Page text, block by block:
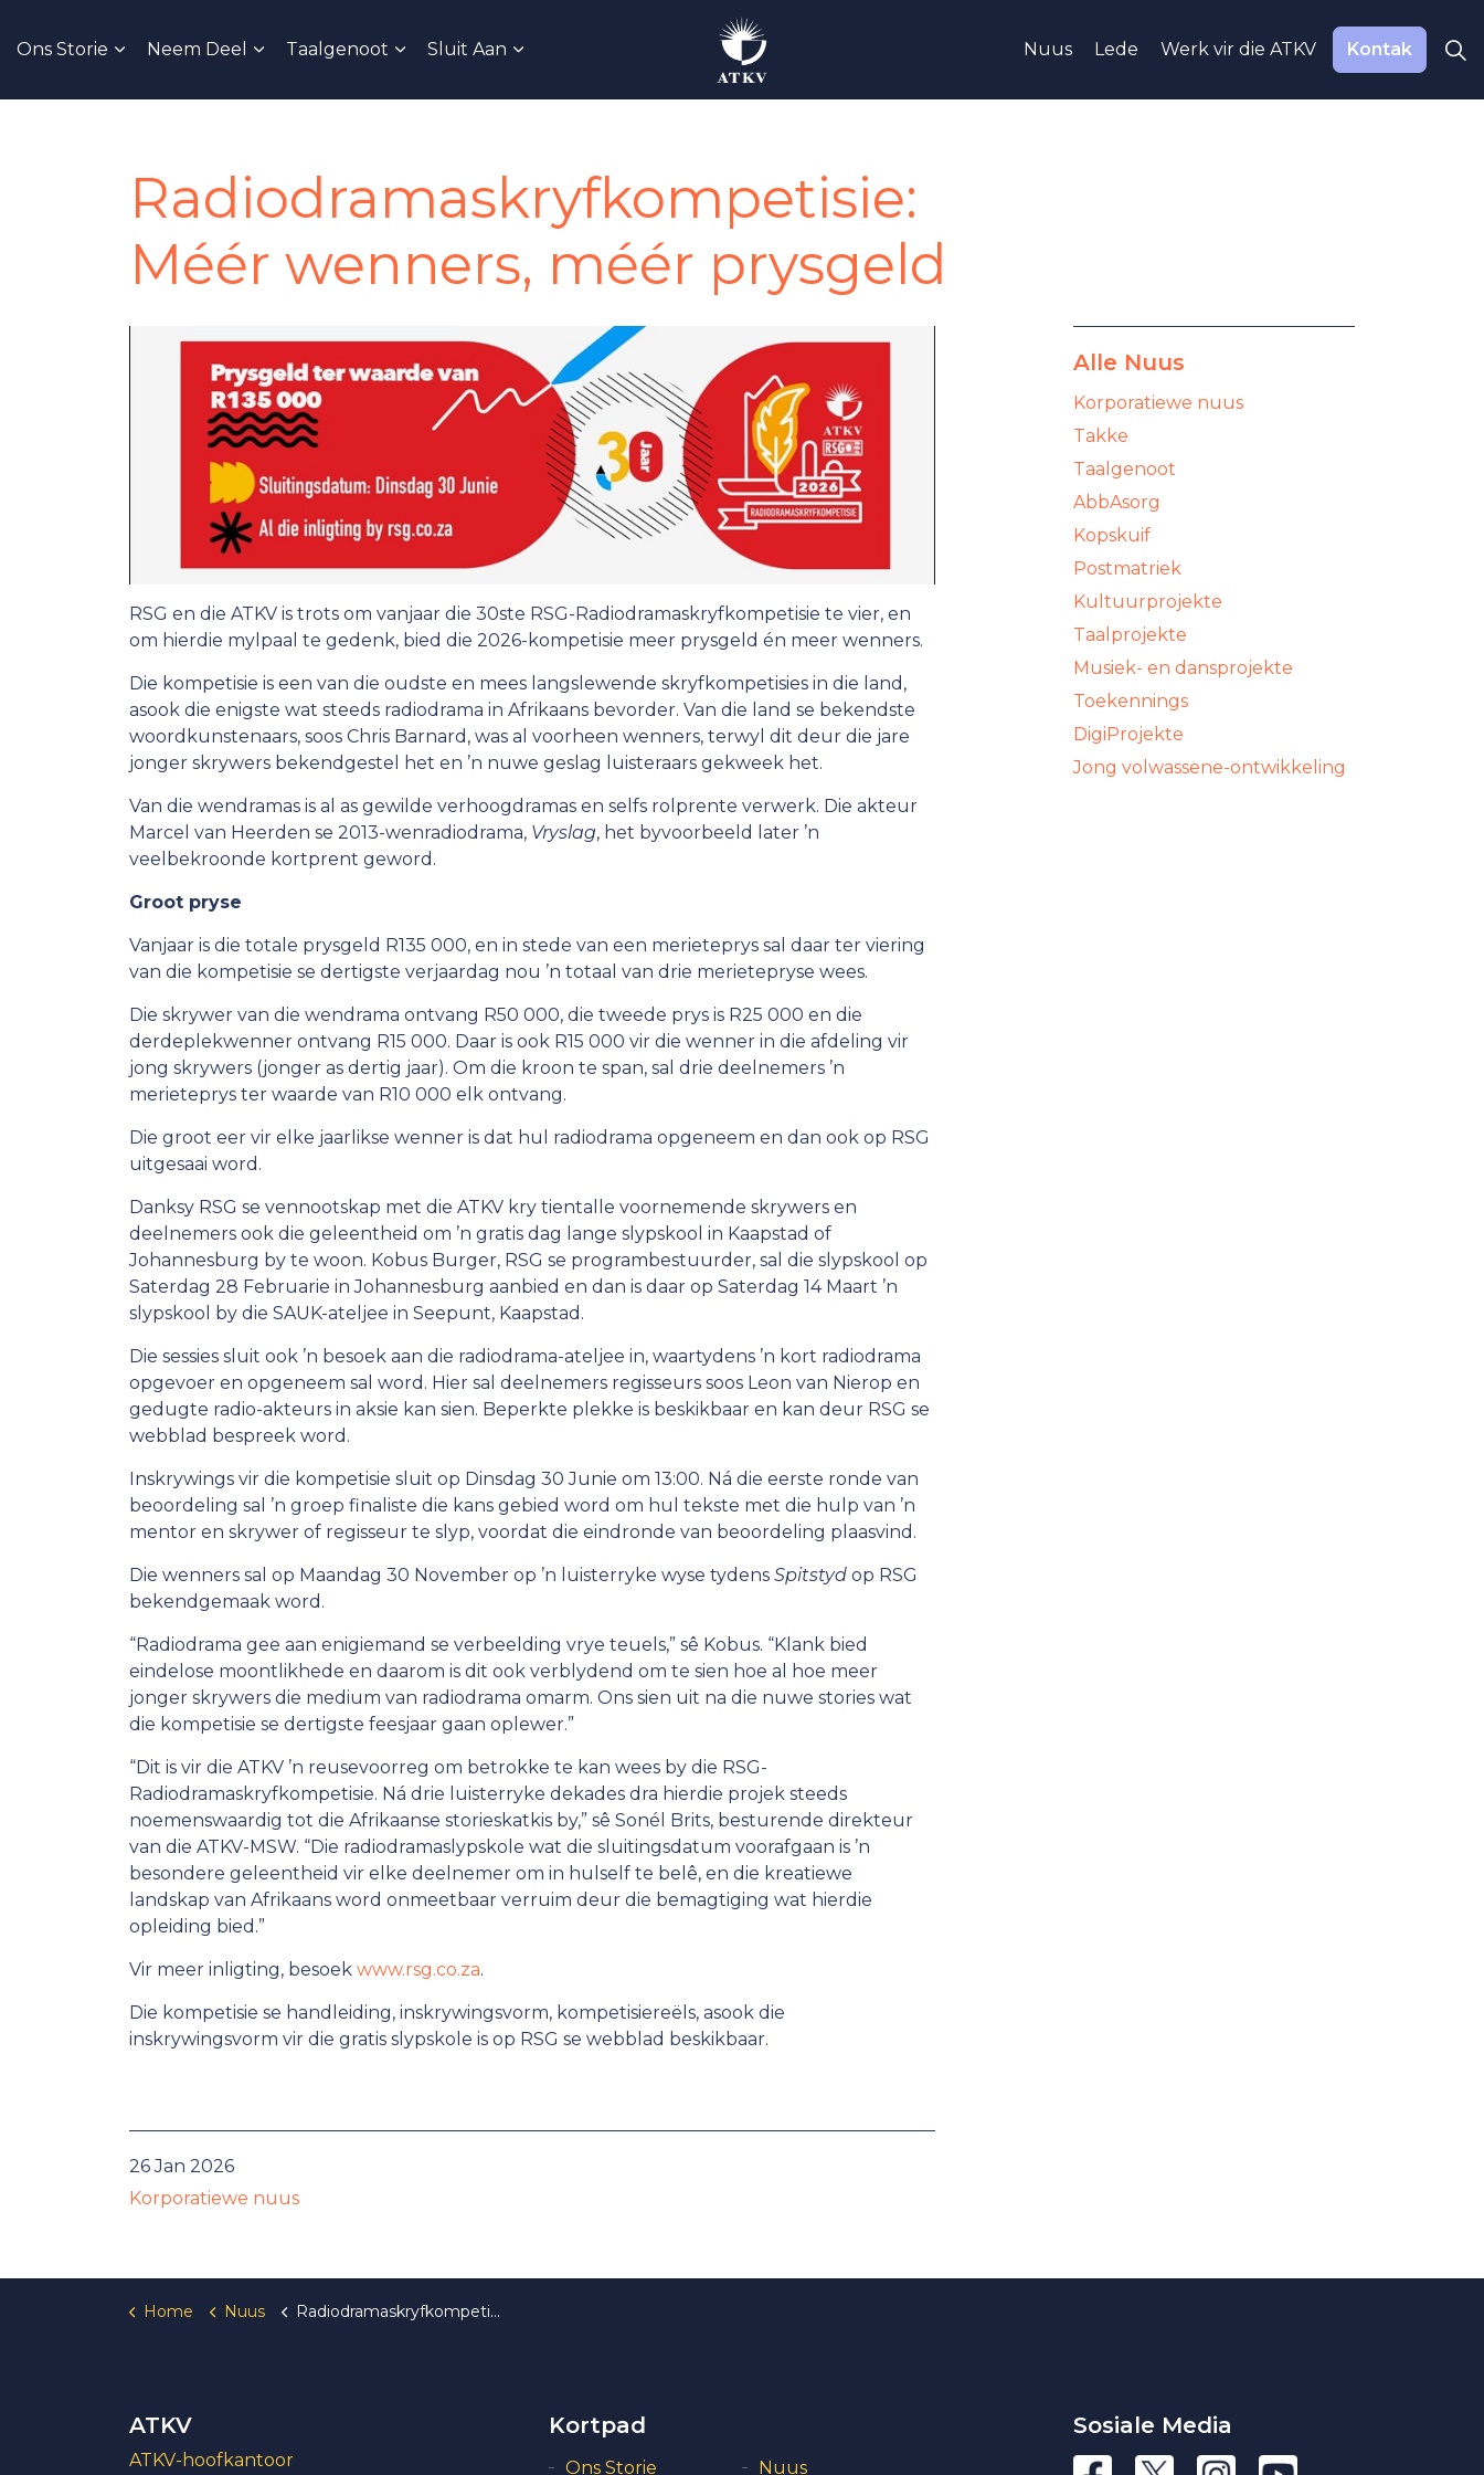
Skip to main content
Ons Storie
Neem Deel Taalgenoot Sluit Aan Nuus Lede Werk vir die ATKV Kontak
Radiodramaskryfkompetisie:
Méér wenners, méér prysgeld
RSG en die ATKV is trots om vanjaar die 30ste RSG-Radiodramaskryfkompetisie te vier, en
om hierdie mylpaal te gedenk, bied die 2026-kompetisie meer prysgeld én meer wenners.
Die kompetisie is een van die oudste en mees langslewende skryfkompetisies in die land,
asook die enigste wat steeds radiodrama in Afrikaans bevorder. Van die land se bekendste
woordkunstenaars, soos Chris Barnard, was al voorheen wenners, terwyl dit deur die jare
jonger skrywers bekendgestel het en ’n nuwe geslag luisteraars gekweek het.
Van die wendramas is al as gewilde verhoogdramas en selfs rolprente verwerk. Die akteur
Marcel van Heerden se 2013-wenradiodrama, Vryslag, het byvoorbeeld later ’n
veelbekroonde kortprent geword.
Groot pryse
Vanjaar is die totale prysgeld R135 000, en in stede van een merieteprys sal daar ter viering
van die kompetisie se dertigste verjaardag nou ’n totaal van drie merietepryse wees.
Die skrywer van die wendrama ontvang R50 000, die tweede prys is R25 000 en die
derdeplekwenner ontvang R15 000. Daar is ook R15 000 vir die wenner in die afdeling vir
jong skrywers (jonger as dertig jaar). Om die kroon te span, sal drie deelnemers ’n
merieteprys ter waarde van R10 000 elk ontvang.
Die groot eer vir elke jaarlikse wenner is dat hul radiodrama opgeneem en dan ook op RSG
uitgesaai word.
Danksy RSG se vennootskap met die ATKV kry tientalle voornemende skrywers en
deelnemers ook die geleentheid om ’n gratis dag lange slypskool in Kaapstad of
Johannesburg by te woon. Kobus Burger, RSG se programbestuurder, sal die slypskool op
Saterdag 28 Februarie in Johannesburg aanbied en dan is daar op Saterdag 14 Maart ’n
slypskool by die SAUK-ateljee in Seepunt, Kaapstad.
Die sessies sluit ook ’n besoek aan die radiodrama-ateljee in, waartydens ’n kort radiodrama
opgevoer en opgeneem sal word. Hier sal deelnemers regisseurs soos Leon van Nierop en
gedugte radio-akteurs in aksie kan sien. Beperkte plekke is beskikbaar en kan deur RSG se
webblad bespreek word.
Inskrywings vir die kompetisie sluit op Dinsdag 30 Junie om 13:00. Ná die eerste ronde van
beoordeling sal ’n groep finaliste die kans gebied word om hul tekste met die hulp van ’n
mentor en skrywer of regisseur te slyp, voordat die eindronde van beoordeling plaasvind.
Die wenners sal op Maandag 30 November op ’n luisterryke wyse tydens Spitstyd op RSG
bekendgemaak word.
“Radiodrama gee aan enigiemand se verbeelding vrye teuels,” sê Kobus. “Klank bied
eindelose moontlikhede en daarom is dit ook verblydend om te sien hoe al hoe meer
jonger skrywers die medium van radiodrama omarm. Ons sien uit na die nuwe stories wat
die kompetisie se dertigste feesjaar gaan oplewer.”
“Dit is vir die ATKV ’n reusevoorreg om betrokke te kan wees by die RSG-
Radiodramaskryfkompetisie. Ná drie luisterryke dekades dra hierdie projek steeds
noemenswaardig tot die Afrikaanse storieskatkis by,” sê Sonél Brits, besturende direkteur
van die ATKV-MSW. “Die radiodramaslypskole wat die sluitingsdatum voorafgaan is ’n
besondere geleentheid vir elke deelnemer om in hulself te belê, en die kreatiewe
landskap van Afrikaans word onmeetbaar verruim deur die bemagtiging wat hierdie
opleiding bied.”
Vir meer inligting, besoek www.rsg.co.za.
Die kompetisie se handleiding, inskrywingsvorm, kompetisiereëls, asook die
inskrywingsvorm vir die gratis slypskole is op RSG se webblad beskikbaar.
26 Jan 2026
Korporatiewe nuus
Alle Nuus
Korporatiewe nuus
Takke
Taalgenoot
AbbAsorg
Kopskuif
Postmatriek
Kultuurprojekte
Taalprojekte
Musiek- en dansprojekte
Toekennings
DigiProjekte
Jong volwassene-ontwikkeling
Home Nuus Radiodramaskryfkompetisie: Méér wenners, méér prysgeld
ATKV
ATKV-hoofkantoor
Kortpad
Ons Storie Nuus
Sosiale Media